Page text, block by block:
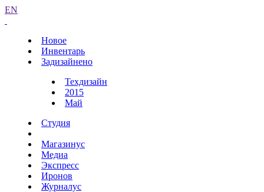
EN
Новое
Инвентарь
Задизайнено
Техдизайн
2015
Май
Студия
Магазинус
Медиа
Экспресс
Иронов
Журналус